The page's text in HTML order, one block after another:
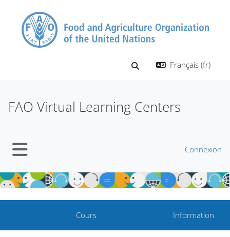
Activer/désactiver la
Français ‎(fr)‎
FAO Virtual Learning Centers
Connexion
Cours Information